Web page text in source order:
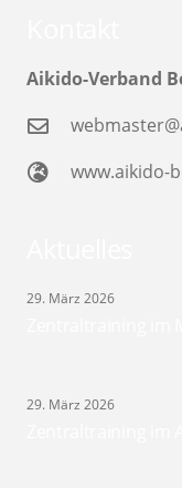
Aikido-Verband
www.aikido-
29. März 2026
29. März 2026